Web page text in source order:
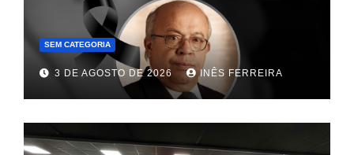
SEM CATEGORIA
3 DE AGOSTO DE 2026 INÊS FERREIRA